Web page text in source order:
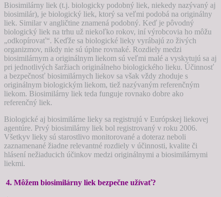
Biosimilárny liek (t.j. biologicky podobný liek, niekedy nazývaný aj
biosimilár), je biologický liek, ktorý sa veľmi podobá na originálny
liek. Similar v angličtine znamená podobný. Keď je pôvodný
biologický liek na trhu už niekoľko rokov, iní výrobcovia ho môžu
„odkopírovať“. Keďže sa biologické lieky vyrábajú zo živých
organizmov, nikdy nie sú úplne rovnaké. Rozdiely medzi
biosimilárnym a originálnym liekom sú veľmi malé a vyskytujú sa aj
pri jednotlivých šaržiach originálneho biologického lieku. Účinnosť
a bezpečnosť biosimilárnych liekov sa však vždy zhoduje s
originálnym biologickým liekom, tiež nazývaným referenčným
liekom. Biosimilárny liek teda funguje rovnako dobre ako
referenčný liek.
Biologické aj biosimilárne lieky sa registrujú v Európskej liekovej
agentúre. Prvý biosimilárny liek bol registrovaný v roku 2006.
Všetkyv lieky sú starostlivo monitorované a doteraz neboli
zaznamenané žiadne relevantné rozdiely v účinnosti, kvalite či
hlásení nežiaducich účinkov medzi originálnymi a biosimilárnymi
liekmi.
4. Môžem biosimilárny liek bezpečne užívať?